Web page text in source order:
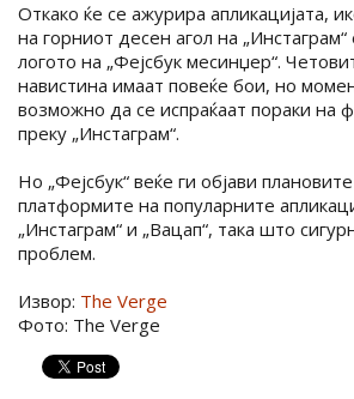
Откако ќе се ажурира апликацијата,
на горниот десен агол на
логото на „Фејсбук месинџер“.
навистина имаат повеќе бои, но
возможно да се испраќаат пораки на
преку „Инстаграм“.
Но „Фејсбук“ веќе ги објави
платформите на популарните
„Инстаграм“ и „Вацап“, така што
проблем.
Извор: The Verge
Фото: The Verge